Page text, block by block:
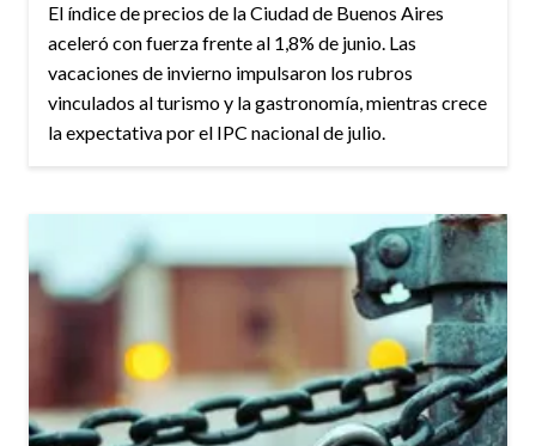
El índice de precios de la Ciudad de Buenos Aires
aceleró con fuerza frente al 1,8% de junio. Las
vacaciones de invierno impulsaron los rubros
vinculados al turismo y la gastronomía, mientras crece
la expectativa por el IPC nacional de julio.